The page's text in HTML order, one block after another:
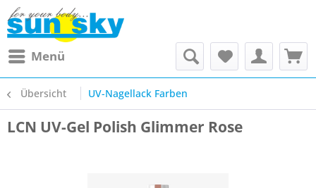
Menü
Übersicht UV-Nagellack Farben
LCN UV-Gel Polish Glimmer Rose